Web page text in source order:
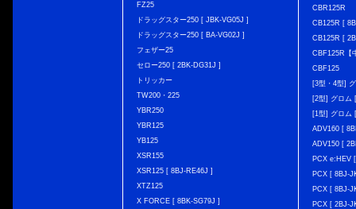
FZ25
ドラッグスター250 [ JBK-VG05J ]
ドラッグスター250 [ BA-VG02J ]
フェザー25
セロー250 [ 2BK-DG31J ]
トリッカー
TW200・225
YBR250
YBR125
YB125
XSR155
XSR125 [ 8BJ-RE46J ]
XTZ125
X FORCE [ 8BK-SG79J ]
CBR125R
CB125R [
CB125R [
CBF125R【
CBF125
[3型・4型]
[2型] グロム
[1型] グロム
ADV160 [
ADV150 [
PCX e:HEV
PCX [ 8BJ-
PCX [ 8BJ-
PCX [ 2BJ-